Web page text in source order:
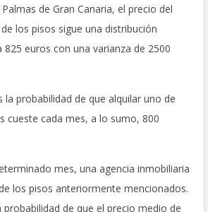
de Gran Canaria, el precio del
los pisos sigue una distribución
euros con una varianza de 2500
la probabilidad de que alquilar uno de
cueste cada mes, a lo sumo, 800
mes, una agencia inmobiliaria
los pisos anteriormente mencionados.
probabilidad de que el precio medio de